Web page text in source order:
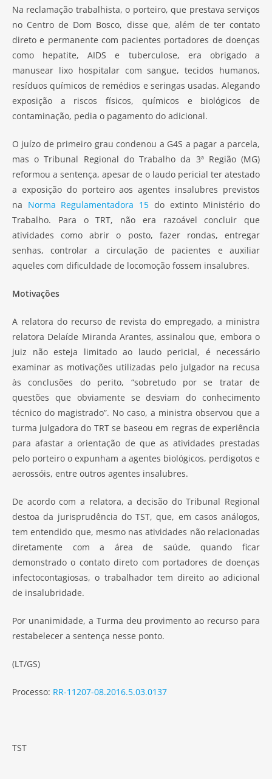
Na reclamação trabalhista, o porteiro, que prestava serviços
no Centro de Dom Bosco, disse que, além de ter contato
direto e permanente com pacientes portadores de doenças
como hepatite, AIDS e tuberculose, era obrigado a
manusear lixo hospitalar com sangue, tecidos humanos,
resíduos químicos de remédios e seringas usadas. Alegando
exposição a riscos físicos, químicos e biológicos de
contaminação, pedia o pagamento do adicional.
O juízo de primeiro grau condenou a G4S a pagar a parcela,
mas o Tribunal Regional do Trabalho da 3ª Região (MG)
reformou a sentença, apesar de o laudo pericial ter atestado
a exposição do porteiro aos agentes insalubres previstos
na Norma Regulamentadora 15 do extinto Ministério do
Trabalho. Para o TRT, não era razoável concluir que
atividades como abrir o posto, fazer rondas, entregar
senhas, controlar a circulação de pacientes e auxiliar
aqueles com dificuldade de locomoção fossem insalubres.
Motivações
A relatora do recurso de revista do empregado, a ministra
relatora Delaíde Miranda Arantes, assinalou que, embora o
juiz não esteja limitado ao laudo pericial, é necessário
examinar as motivações utilizadas pelo julgador na recusa
às conclusões do perito, “sobretudo por se tratar de
questões que obviamente se desviam do conhecimento
técnico do magistrado”. No caso, a ministra observou que a
turma julgadora do TRT se baseou em regras de experiência
para afastar a orientação de que as atividades prestadas
pelo porteiro o expunham a agentes biológicos, perdigotos e
aerossóis, entre outros agentes insalubres.
De acordo com a relatora, a decisão do Tribunal Regional
destoa da jurisprudência do TST, que, em casos análogos,
tem entendido que, mesmo nas atividades não relacionadas
diretamente com a área de saúde, quando ficar
demonstrado o contato direto com portadores de doenças
infectocontagiosas, o trabalhador tem direito ao adicional
de insalubridade.
Por unanimidade, a Turma deu provimento ao recurso para
restabelecer a sentença nesse ponto.
(LT/GS)
Processo: RR-11207-08.2016.5.03.0137
TST